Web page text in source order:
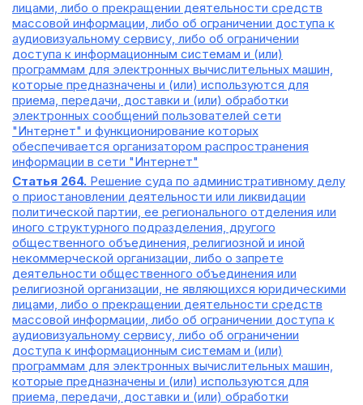
лицами, либо о прекращении деятельности средств
массовой информации, либо об ограничении доступа к
аудиовизуальному сервису, либо об ограничении
доступа к информационным системам и (или)
программам для электронных вычислительных машин,
которые предназначены и (или) используются для
приема, передачи, доставки и (или) обработки
электронных сообщений пользователей сети
"Интернет" и функционирование которых
обеспечивается организатором распространения
информации в сети "Интернет"
Статья 264. Решение суда по административному делу
о приостановлении деятельности или ликвидации
политической партии, ее регионального отделения или
иного структурного подразделения, другого
общественного объединения, религиозной и иной
некоммерческой организации, либо о запрете
деятельности общественного объединения или
религиозной организации, не являющихся юридическими
лицами, либо о прекращении деятельности средств
массовой информации, либо об ограничении доступа к
аудиовизуальному сервису, либо об ограничении
доступа к информационным системам и (или)
программам для электронных вычислительных машин,
которые предназначены и (или) используются для
приема, передачи, доставки и (или) обработки